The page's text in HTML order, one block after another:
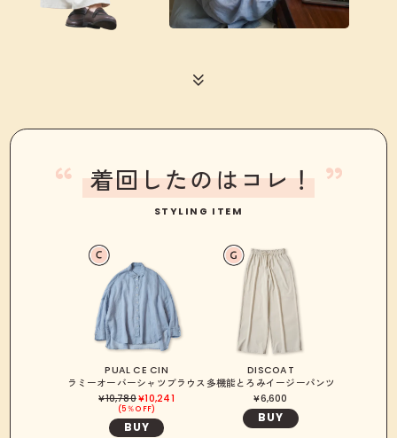
着回したのはコレ！
STYLING ITEM
PUAL CE CIN
ラミーオーバーシャツブラウス
10,780 10,241
5％OFF
BUY
DISCOAT
多機能とろみイージーパンツ
6,600
BUY